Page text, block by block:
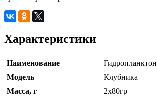
Характеристики
Наименование
Гидропланктон
Модель
Клубника
Масса, г
2х80гр